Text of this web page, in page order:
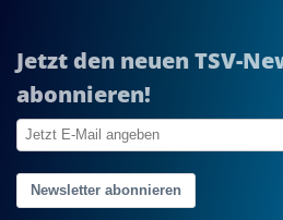
Jetzt den neuen TSV-
abonnieren!
Newsletter abonnieren